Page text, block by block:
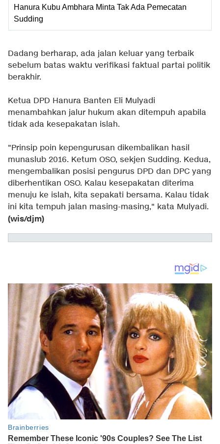
Hanura Kubu Ambhara Minta Tak Ada Pemecatan
Sudding
Dadang berharap, ada jalan keluar yang terbaik
sebelum batas waktu verifikasi faktual partai politik
berakhir.
Ketua DPD Hanura Banten Eli Mulyadi
menambahkan jalur hukum akan ditempuh apabila
tidak ada kesepakatan islah.
"Prinsip poin kepengurusan dikembalikan hasil
munaslub 2016. Ketum OSO, sekjen Sudding. Kedua,
mengembalikan posisi pengurus DPD dan DPC yang
diberhentikan OSO. Kalau kesepakatan diterima
menuju ke islah, kita sepakati bersama. Kalau tidak
ini kita tempuh jalan masing-masing," kata Mulyadi.
(wis/djm)